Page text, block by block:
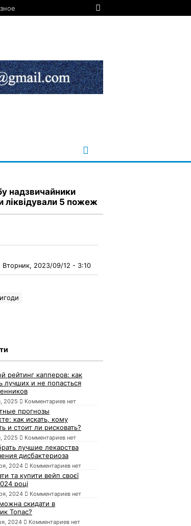
надзвичайники
ліквідували 5 пожеж
Вторник, 2023/09/12 - 3:10
рейтинг капперов: как
лучших и не попасться
2025 Комментариев нет
прогнозы
как искать, кому
и стоит ли рисковать?
2025 Комментариев нет
лучшие лекарства
дисбактериоза
2024 Комментариев нет
та купити вейп своєї
році
2024 Комментариев нет
скидати в
Топас?
2024 Комментариев нет